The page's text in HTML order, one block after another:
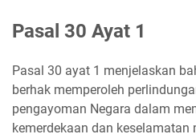
Pasal 30 Ayat 1
Pasal 30 ayat 1 menjelaskan
berhak memperoleh
pengayoman Negara dalam
kemerdekaan dan keselamatan